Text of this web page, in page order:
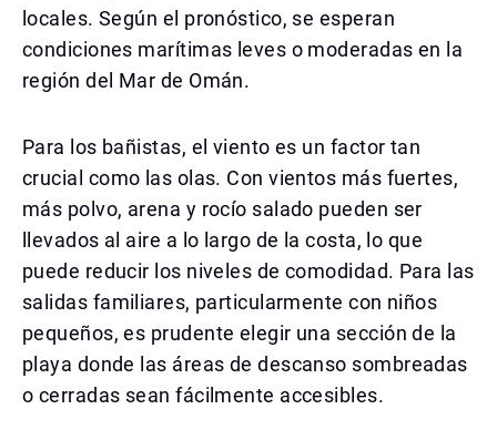
locales. Según el pronóstico, se esperan
condiciones marítimas leves o moderadas en la
región del Mar de Omán.
Para los bañistas, el viento es un factor tan
crucial como las olas. Con vientos más fuertes,
más polvo, arena y rocío salado pueden ser
llevados al aire a lo largo de la costa, lo que
puede reducir los niveles de comodidad. Para las
salidas familiares, particularmente con niños
pequeños, es prudente elegir una sección de la
playa donde las áreas de descanso sombreadas
o cerradas sean fácilmente accesibles.